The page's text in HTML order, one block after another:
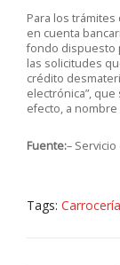
Para los
en cuenta
fondo dispuesto
las solicitudes
crédito
electrónica”,
efecto, a
Fuente:–
Tags: